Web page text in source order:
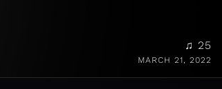
♫ 25
MARCH 21, 2022